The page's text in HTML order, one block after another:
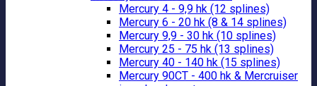
Mercury 4 - 9,9 hk (12 splines)
Mercury 6 - 20 hk (8 & 14 splines)
Mercury 9,9 - 30 hk (10 splines)
Mercury 25 - 75 hk (13 splines)
Mercury 40 - 140 hk (15 splines)
Mercury 90CT - 400 hk & Mercruiser